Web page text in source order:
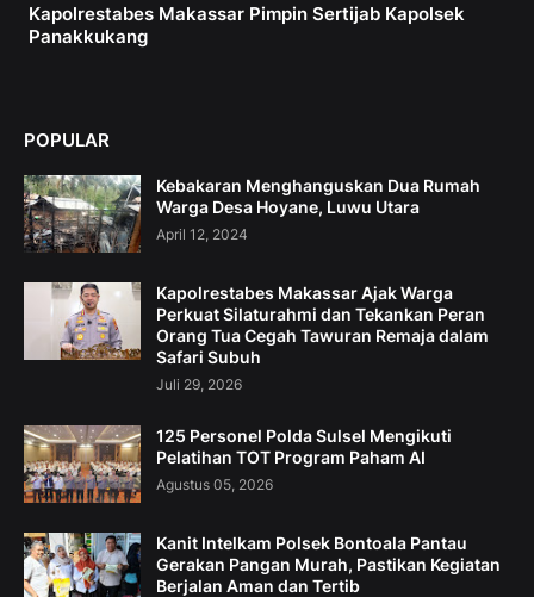
Kapolrestabes Makassar Pimpin Sertijab Kapolsek
Panakkukang
POPULAR
Kebakaran Menghanguskan Dua Rumah
Warga Desa Hoyane, Luwu Utara
April 12, 2024
Kapolrestabes Makassar Ajak Warga
Perkuat Silaturahmi dan Tekankan Peran
Orang Tua Cegah Tawuran Remaja dalam
Safari Subuh
Juli 29, 2026
125 Personel Polda Sulsel Mengikuti
Pelatihan TOT Program Paham AI
Agustus 05, 2026
Kanit Intelkam Polsek Bontoala Pantau
Gerakan Pangan Murah, Pastikan Kegiatan
Berjalan Aman dan Tertib